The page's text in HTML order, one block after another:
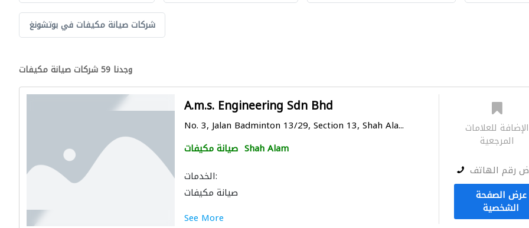
شركات صيانة مكيفات في بوتشونغ
وجدنا 59 شركات صيانة مكيفات
A.m.s. Engineering Sdn Bhd
No. 3, Jalan Badminton 13/29, Section 13, Shah Ala...
صيانة مكيفات Shah Alam
الخدمات:
صيانة مكيفات
See More
الإضافة للعلامات
المرجعية
رقم الهاتف
عرض الصفحة
الشخصية